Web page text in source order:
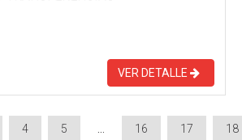
VER DETALLE
4 5 16 17 18